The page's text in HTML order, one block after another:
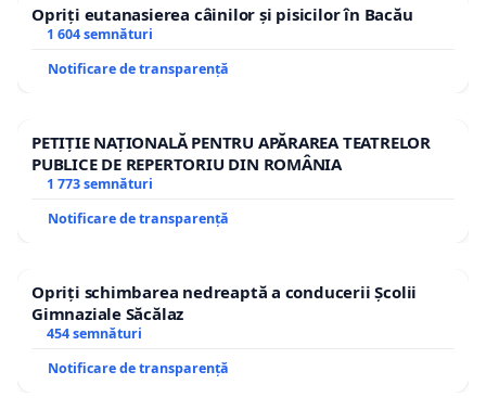
Opriți eutanasierea câinilor și pisicilor în Bacău
1 604 semnături
Notificare de transparență
PETIȚIE NAȚIONALĂ PENTRU APĂRAREA TEATRELOR
PUBLICE DE REPERTORIU DIN ROMÂNIA
1 773 semnături
Notificare de transparență
Opriți schimbarea nedreaptă a conducerii Școlii
Gimnaziale Săcălaz
454 semnături
Notificare de transparență